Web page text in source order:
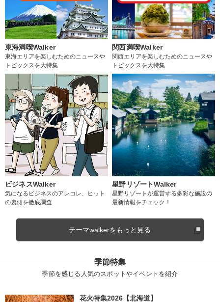
東海満喫Walker
東海エリアを楽しむためのニュースや
トピックスを大特集
関西満喫Walker
関西エリアを楽しむためのニュースや
トピックスを大特集
ビジネスWalker
気になるビジネスのアレコレ、ヒット
の裏側を徹底調査
星野リゾートWalker
星野リゾートが運営する多彩な施設の
最新情報をチェック！
テーマwalkerをもっと見る
季節特集
季節を感じる人気のスポットやイベントを紹介
花火特集2026【北海道】